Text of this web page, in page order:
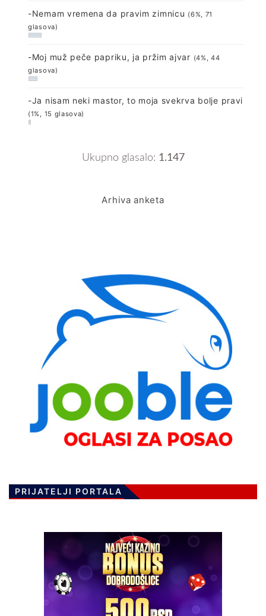
-Nemam vremena da pravim zimnicu (6%, 71
glasova)
-Moj muž peče papriku, ja pržim ajvar (4%, 44
glasova)
-Ja nisam neki mastor, to moja svekrva bolje pravi
(1%, 15 glasova)
Ukupno glasalo: 1.147
Arhiva anketa
PRIJATELJI PORTALA